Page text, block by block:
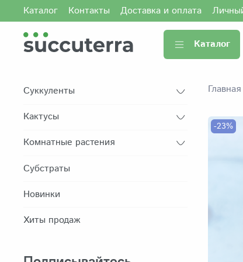
Каталог Контакты Доставка и оплата
Каталог
Главная
-23%
Суккуленты
Кактусы
Комнатные растения
Субстраты
Новинки
Хиты продаж